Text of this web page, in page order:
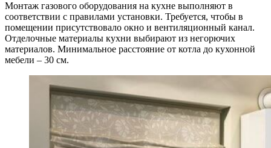
Монтаж газового оборудования на кухне выполняют в
соответствии с правилами установки. Требуется, чтобы в
помещении присутствовало окно и вентиляционный канал.
Отделочные материалы кухни выбирают из негорючих
материалов. Минимальное расстояние от котла до кухонной
мебели – 30 см.